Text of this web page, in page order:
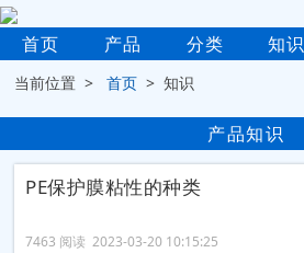
首页 产品 分类 知识
当前位置 >首页 > 知识
产品知识
PE保护膜粘性的种类
7463 阅读 2023-03-20 10:15:25